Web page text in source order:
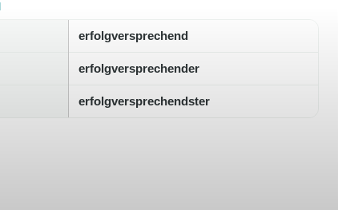
erfolgversprechend
erfolgversprechender
erfolgversprechendster